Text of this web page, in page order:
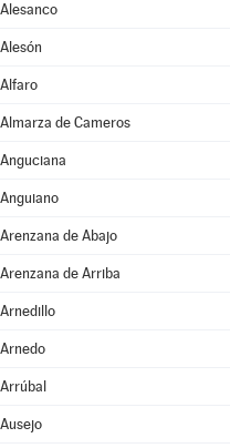
Alesanco
Alesón
Alfaro
Almarza de Cameros
Anguciana
Anguiano
Arenzana de Abajo
Arenzana de Arriba
Arnedillo
Arnedo
Arrúbal
Ausejo